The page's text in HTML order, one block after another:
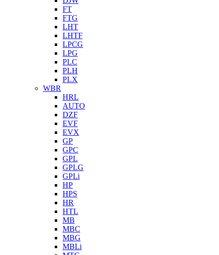
FT
FTG
LHT
LHTF
LPCG
LPG
PLC
PLH
PLX
WBR
HRL
AUTO
DZF
EVF
EVX
GP
GPC
GPL
GPLG
GPLi
HP
HPS
HR
HTL
MB
MBC
MBG
MBLi